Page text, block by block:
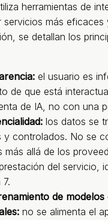
herramientas de
servicios más eficaces
se detallan los
el usuario es
de que está
de IA, no con una
los datos se
y controlados. No se
más allá de los
del servicio,
de modelos
no se alimenta el